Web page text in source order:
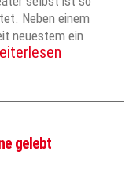
Neben einem
neuestem ein
gelebt